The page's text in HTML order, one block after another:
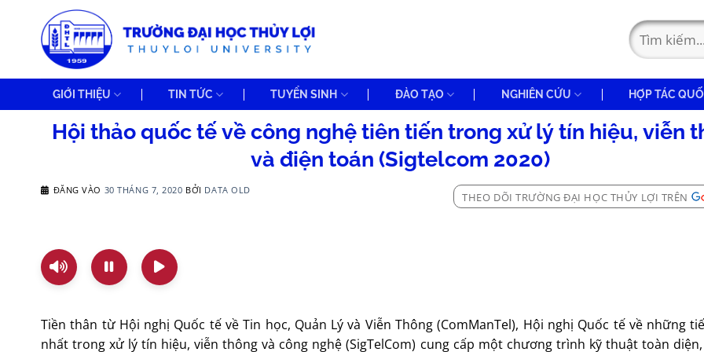
GIỚI THIỆU TIN TỨC TUYỂN SINH ĐÀO TẠO NGHIÊN CỨU HỢP TÁC
Hội thảo quốc tế về công nghệ tiên tiến trong xử lý tín hiệu, viễn
và điện toán (Sigtelcom 2020)
ĐĂNG VÀO 30 THÁNG 7, 2020 BỞI DATA OLD
THEO DÕI TRƯỜNG ĐẠI HỌC THỦY LỢI TRÊN
Tiền thân từ Hội nghị Quốc tế về Tin học, Quản Lý và Viễn Thông (ComManTel), Hội nghị Quốc tế về những
nhất trong xử lý tín hiệu, viễn thông và công nghệ (SigTelCom) cung cấp một chương trình kỹ thuật toàn